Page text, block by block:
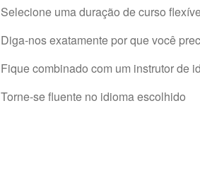
Selecione uma duração de curso
Diga-nos exatamente por que você
Fique combinado com um instrutor de
Torne-se fluente no idioma escolhido